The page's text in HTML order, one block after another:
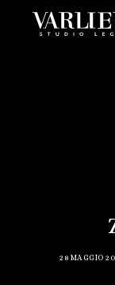
28 MAGGIO